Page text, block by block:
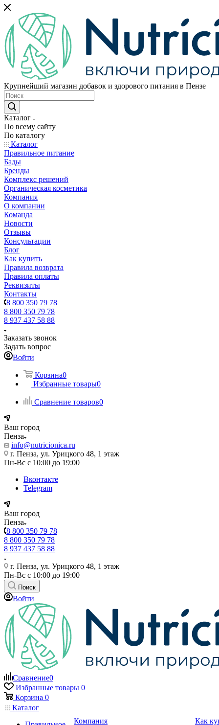
Крупнейший магазин добавок и здорового питания в Пензе
Каталог
По всему сайту
По каталогу
Каталог
Правильное питание
Бады
Бренды
Комплекс решений
Органическая косметика
Компания
О компании
Команда
Новости
Отзывы
Консультации
Блог
Как купить
Правила возврата
Правила оплаты
Реквизиты
Контакты
8 800 350 79 78
8 800 350 79 78
8 937 437 58 88
Заказать звонок
Задать вопрос
Войти
Корзина0
Избранные товары0
Сравнение товаров0
Ваш город
Пенза
info@nutricionica.ru
г. Пенза, ул. Урицкого 48, 1 этаж
Пн-Вс с 10:00 до 19:00
Вконтакте
Telegram
Ваш город
Пенза
8 800 350 79 78
8 800 350 79 78
8 937 437 58 88
г. Пенза, ул. Урицкого 48, 1 этаж
Пн-Вс с 10:00 до 19:00
Поиск
Войти
Сравнение0
Избранные товары 0
Корзина 0
Каталог
Компания
Как